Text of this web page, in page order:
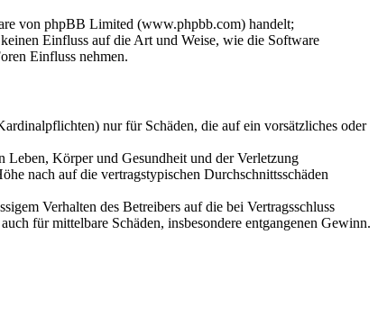
von phpBB Limited (www.phpbb.com) handelt;
Einfluss auf die Art und Weise, wie die Software
Einfluss nehmen.
nur für Schäden, die auf ein vorsätzliches oder
Leben, Körper und Gesundheit und der Verletzung
nach auf die vertragstypischen Durchschnittsschäden
Verhalten des Betreibers auf die bei Vertragsschluss
für mittelbare Schäden, insbesondere entgangenen Gewinn.